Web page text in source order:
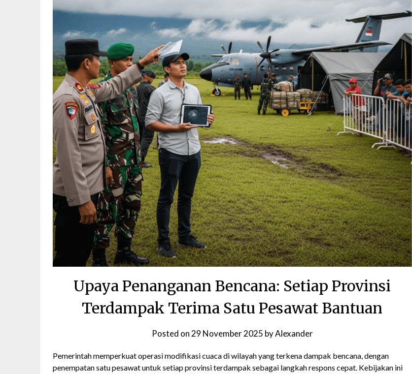
Upaya Penanganan Bencana: Setiap Provinsi
Terdampak Terima Satu Pesawat Bantuan
Posted on 29 November 2025 byAlexander
Pemerintah memperkuat operasi modifikasi cuaca di wilayah yang terkena dampak bencana, dengan
penempatan satu pesawat untuk setiap provinsi terdampak sebagai langkah respons cepat. Kebijakan ini